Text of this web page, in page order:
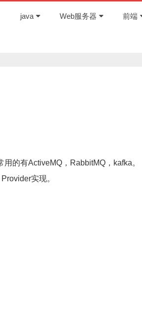
java Web服务器 前端
的有ActiveMQ，RabbitMQ，kafka。
实现。